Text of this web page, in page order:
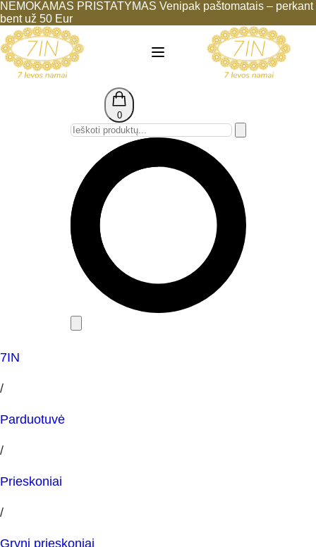
NEMOKAMAS PRISTATYMAS Venipak paštomatais – perkant
bent už 50 Eur
0
7IN
/
Parduotuvė
/
Prieskoniai
/
Gryni prieskoniai